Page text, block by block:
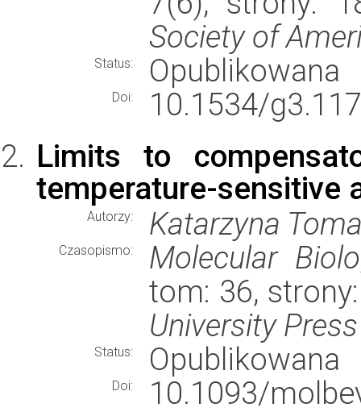
Society of
Status: Opublikowana
Doi:
10.1534/
Limits to
temperature-sensitive
Autorzy: Katarzyna
Czasopismo:
Molecular
tom: 36,
University Press
Status: Opublikowana
Doi:
10.1093/